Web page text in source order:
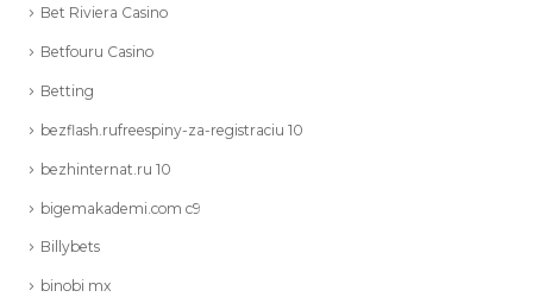
Bet Riviera Casino
Betfouru Casino
Betting
bezflash.rufreespiny-za-registraciu 10
bezhinternat.ru 10
bigemakademi.com c9
Billybets
binobi mx